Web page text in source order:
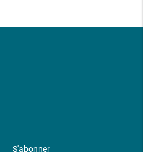
S'abonner